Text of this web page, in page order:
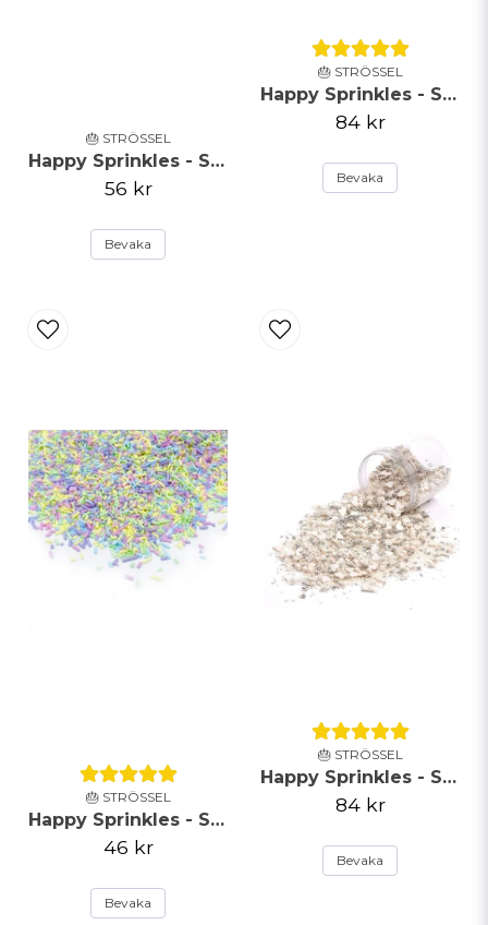
🎂 STRÖSSEL
Happy Sprinkles - Strössel - Rainbow Strands - 90g
56 kr
Bevaka
🎂 STRÖSSEL
Happy Sprinkles - Strössel - Frost Queen - 90g
84 kr
Bevaka
🎂 STRÖSSEL
Happy Sprinkles - Strössel -Pastel Strands - 90g
46 kr
Bevaka
🎂 STRÖSSEL
Happy Sprinkles - Strössel - Happy Ever After - 90g
84 kr
Bevaka